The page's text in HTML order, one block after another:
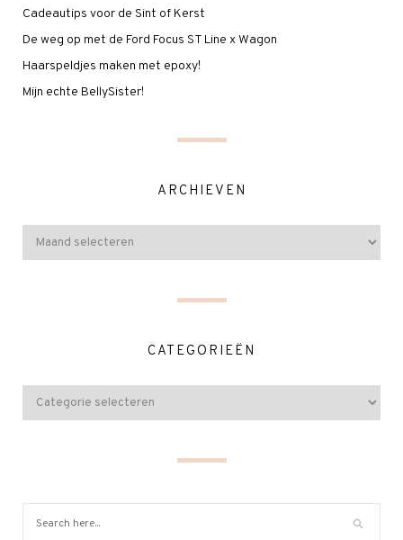
Cadeautips voor de Sint of Kerst
De weg op met de Ford Focus ST Line x Wagon
Haarspeldjes maken met epoxy!
Mijn echte BellySister!
ARCHIEVEN
CATEGORIEËN